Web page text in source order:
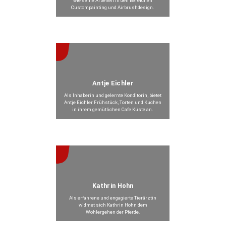
Custompainting und Airbrushdesign.
Antje Eichler
Als Inhaberin und gelernte Konditorin, bietet
Antje Eichler Frühstück, Torten und Kuchen
in ihrem gemütlichen Cafe Küste an.
Kathrin Hohn
Als erfahrene und engagierte Tierärztin
widmet sich Kathrin Hohn dem
Wohlergehen der Pferde.